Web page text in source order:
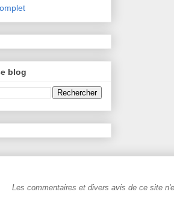
blog
Les commentaires et divers avis de ce site